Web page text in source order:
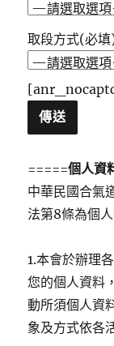
取段方式(必填
=====個人資
中華民國合氣
法第8條為個
1.本會於辦理
您的個人資料
動所須個人資
象及方式依各